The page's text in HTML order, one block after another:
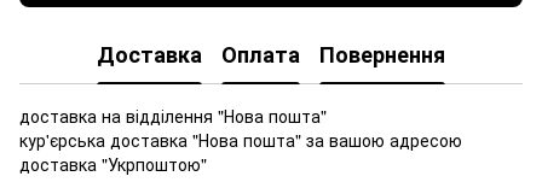
Доставка Оплата Повернення
доставка на відділення "Нова пошта"
кур'єрська доставка "Нова пошта" за вашою адресою
доставка "Укрпоштою"